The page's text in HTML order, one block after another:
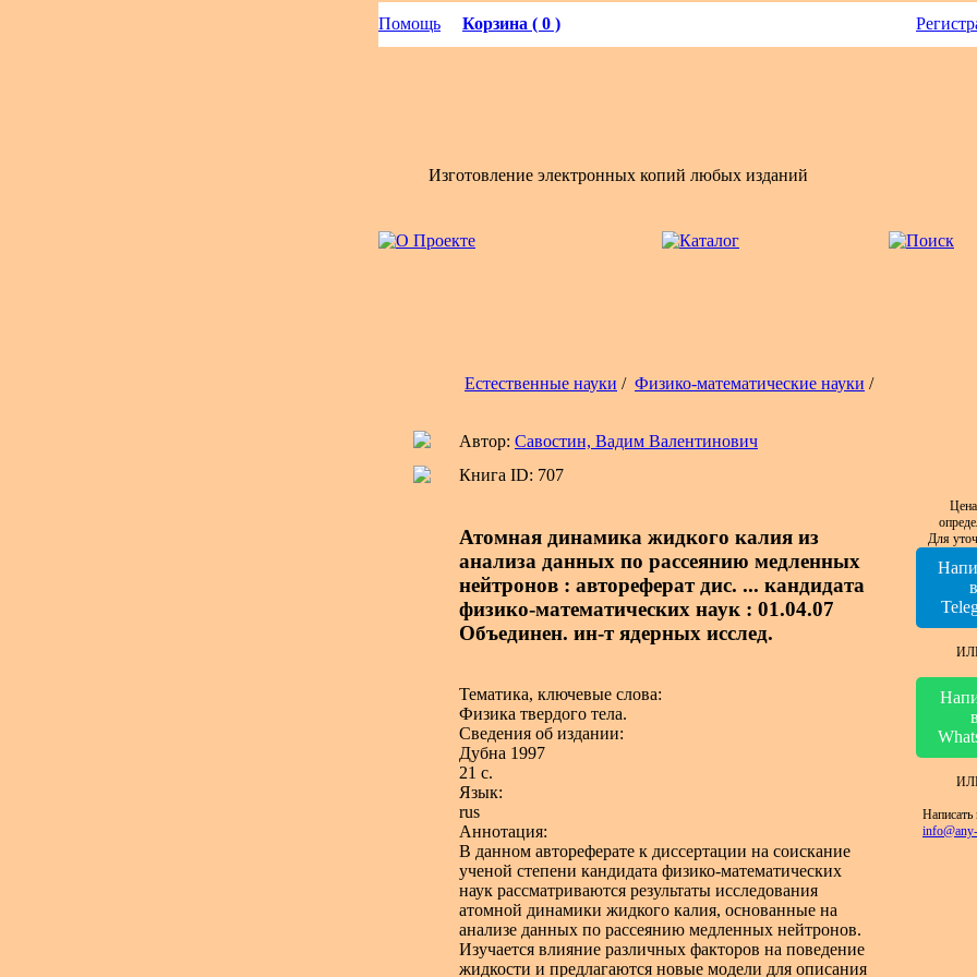
Помощь Корзина ( 0 )
Изготовление электронных копий любых изданий
Естественные науки / Физико-математические науки /
Автор: Савостин, Вадим Валентинович
Книга ID: 707
Атомная динамика жидкого калия из
анализа данных по рассеянию медленных
нейтронов : автореферат дис. ... кандидата
физико-математических наук : 01.04.07
Объединен. ин-т ядерных исслед.
Тематика, ключевые слова:
Физика твердого тела.
Сведения об издании:
Дубна 1997
21 с.
Язык:
rus
Аннотация:
В данном автореферате к диссертации на соискание
ученой степени кандидата физико-математических
наук рассматриваются результаты исследования
атомной динамики жидкого калия, основанные на
анализе данных по рассеянию медленных нейтронов.
Изучается влияние различных факторов на поведение
жидкости и предлагаются новые модели для описания
Для
в
в
Написать